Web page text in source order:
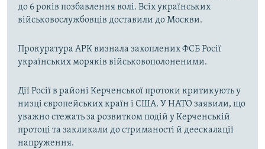
до 6 років позбавлення волі. Всіх українських
військовослужбовців доставили до Москви.
Прокуратура АРК визнала захоплених ФСБ Росії
українських моряків військовополоненими.
Дії Росії в районі Керченської протоки критикують у
низці європейських країн і США. У НАТО заявили, що
уважно стежать за розвитком подій у Керченській
протоці та закликали до стриманості й деескалації
напруження.